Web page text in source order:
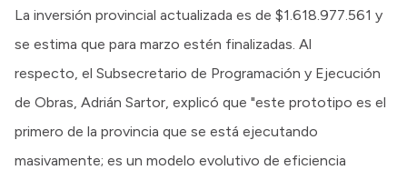
La inversión provincial actualizada es de $1.618.977.561 y
se estima que para marzo estén finalizadas. Al
respecto, el Subsecretario de Programación y Ejecución
de Obras, Adrián Sartor, explicó que "este prototipo es el
primero de la provincia que se está ejecutando
masivamente; es un modelo evolutivo de eficiencia